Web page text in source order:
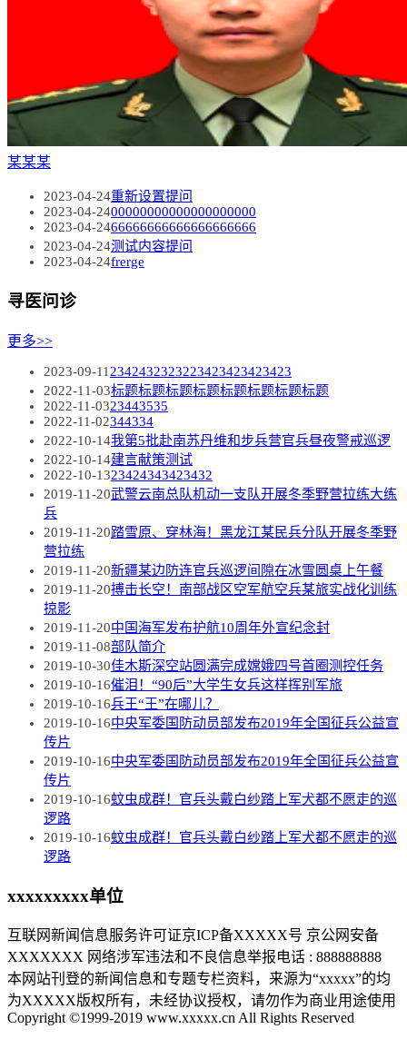
某某某
2023-04-24重新设置提问
2023-04-2400000000000000000000
2023-04-2466666666666666666666
2023-04-24测试内容提问
2023-04-24frerge
寻医问诊
更多>>
2023-09-11 2342432323223423423423423
2022-11-03标题标题标题标题标题标题标题标题
2022-11-0323443535
2022-11-02344334
2022-10-14我第5批赴南苏丹维和步兵营官兵昼夜警戒巡逻
2022-10-14建言献策测试
2022-10-1323424343423432
2019-11-20武警云南总队机动一支队开展冬季野营拉练大练
兵
2019-11-20踏雪原、穿林海！黑龙江某民兵分队开展冬季野
营拉练
2019-11-20新疆某边防连官兵巡逻间隙在冰雪圆桌上午餐
2019-11-20搏击长空！南部战区空军航空兵某旅实战化训练
掠影
2019-11-20中国海军发布护航10周年外宣纪念封
2019-11-08部队简介
2019-10-30佳木斯深空站圆满完成嫦娥四号首圈测控任务
2019-10-16催泪！“90后”大学生女兵这样挥别军旅
2019-10-16兵王“王”在哪儿？
2019-10-16中央军委国防动员部发布2019年全国征兵公益宣
传片
2019-10-16中央军委国防动员部发布2019年全国征兵公益宣
传片
2019-10-16蚊虫成群！官兵头戴白纱踏上军犬都不愿走的巡
逻路
2019-10-16蚊虫成群！官兵头戴白纱踏上军犬都不愿走的巡
逻路
xxxxxxxxx单位
互联网新闻信息服务许可证京ICP备XXXXX号 京公网安备
XXXXXXX 网络涉军违法和不良信息举报电话 : 888888888
本网站刊登的新闻信息和专题专栏资料，来源为“xxxxx”的均
为XXXXX版权所有，未经协议授权，请勿作为商业用途使用
Copyright ©1999-2019 www.xxxxx.cn All Rights Reserved